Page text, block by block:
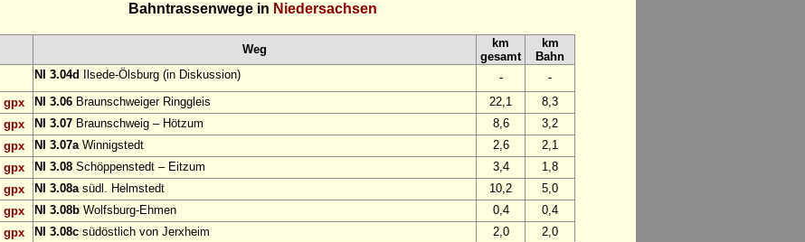
Bahntrassenwege in Niedersachsen
Weg
km
gesamt
km
Bahn
NI 3.04d
Ilsede-Ölsburg (in Diskussion) -
-
gpx
NI 3.06 Braunschweiger Ringgleis 22,1
8,3
gpx
NI 3.07 Braunschweig – Hötzum 8,6
3,2
gpx
NI 3.07aWinnigstedt 2,6
2,1
gpx
NI 3.08 Schöppenstedt – Eitzum 3,4
1,8
gpx
NI 3.08asüdl. Helmstedt 10,2
5,0
gpx
NI 3.08b Wolfsburg-Ehmen 0,4
0,4
gpx
NI 3.08c südöstlich von Jerxheim 2,0
2,0